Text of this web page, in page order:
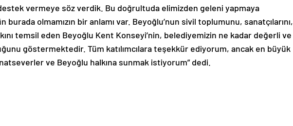
vermeye söz verdik. Bu doğrultuda elimizden geleni yapmaya
burada olmamızın bir anlamı var. Beyoğlu’nun sivil toplumunu, sanatçılarını,
temsil eden Beyoğlu Kent Konseyi’nin, belediyemizin ne kadar değerli ve
göstermektedir. Tüm katılımcılara teşekkür ediyorum, ancak en büyük
ve Beyoğlu halkına sunmak istiyorum” dedi.